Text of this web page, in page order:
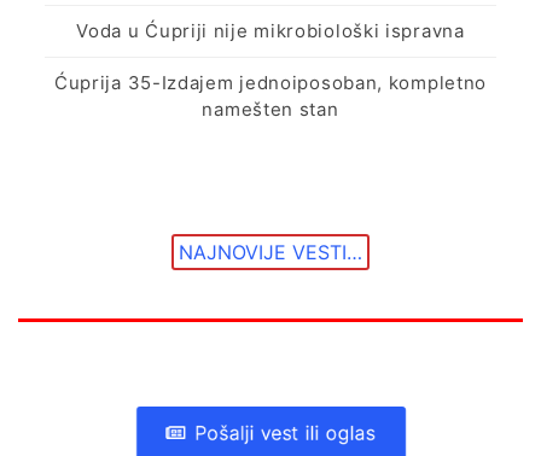
Voda u Ćupriji nije mikrobiološki ispravna
Ćuprija 35-Izdajem jednoiposoban, kompletno
namešten stan
NAJNOVIJE VESTI…
Pošalji vest ili oglas